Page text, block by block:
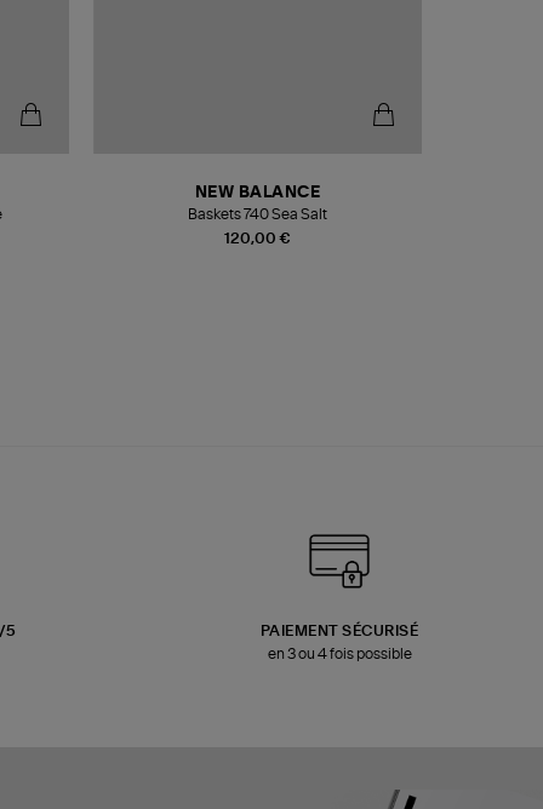
120,00 €
NEW BALANCE
Baskets 740 Sea Salt
5
PAIEMENT SÉCURISÉ
en 3 ou 4 fois possible